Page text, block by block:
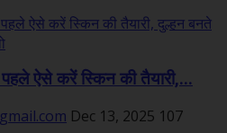
ऐसे करें स्किन की तैयारी,...
Dec 13, 2025 107